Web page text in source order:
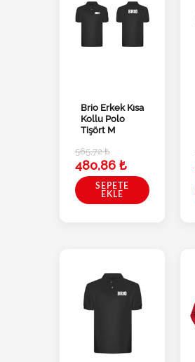
Brio Erkek Kısa
Kollu Polo
Tişört M
565,72₺
480,86 ₺
SEPETE
EKLE